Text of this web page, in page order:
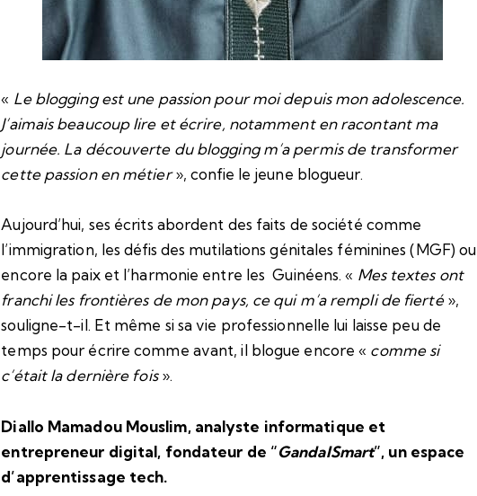
« Le blogging est une passion pour moi depuis mon adolescence.
J’aimais beaucoup lire et écrire, notamment en racontant ma
journée. La découverte du blogging m’a permis de transformer
cette passion en métier», confie le jeune blogueur.
Aujourd’hui, ses écrits abordent des faits de société comme
l’immigration, les défis des mutilations génitales féminines (MGF) ou
encore la paix et l’harmonie entre les Guinéens. « Mes textes ont
franchi les frontières de mon pays, ce qui m’a rempli de fierté»,
souligne-t-il. Et même si sa vie professionnelle lui laisse peu de
temps pour écrire comme avant, il blogue encore « comme si
c’était la dernière fois».
Diallo Mamadou Mouslim, analyste informatique et
entrepreneur digital, fondateur de “GandalSmart”, un espace
d’apprentissage tech.